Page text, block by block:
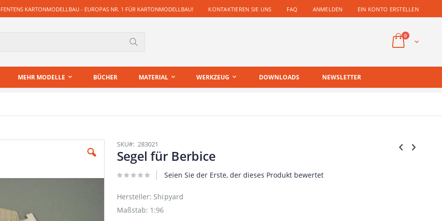
KARTONMODELLBAU - EUROPAS NR. 1 FÜR KARTONMODELLBAU! KONTAKTIEREN SIE UNS FAQ ANMELDEN EIN KONTO ERSTELLEN
Cart
0Artikel
MEHR MODELLE BÜCHER MATERIAL WERKZEUG DOWNLOADS NEWSLETTER
SKU 283021
Segel für Berbice
Seien Sie der Erste, der dieses Produkt bewertet
Hersteller: Shipyard
Maßstab: 1:96